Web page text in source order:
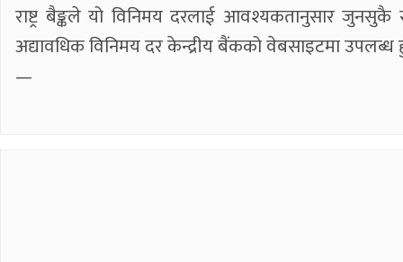
राष्ट्र बैङ्कले यो विनिमय दरलाई आवश्यकतानुसार
अद्यावधिक विनिमय दर केन्द्रीय बैंकको वेबसाइटमा
—